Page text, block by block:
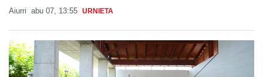
Aiurri abu 07, 13:55 URNIETA